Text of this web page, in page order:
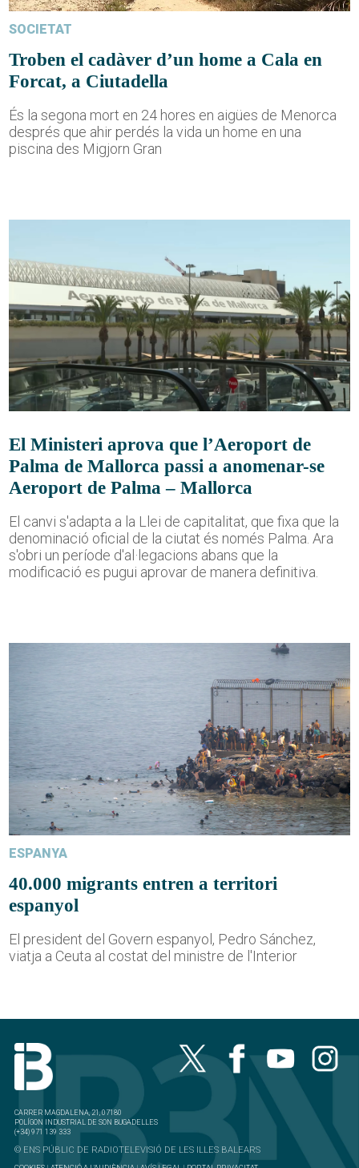
SOCIETAT
Troben el cadàver d’un home a Cala en
Forcat, a Ciutadella
És la segona mort en 24 hores en aigües de Menorca
després que ahir perdés la vida un home en una
piscina des Migjorn Gran
El Ministeri aprova que l’Aeroport de
Palma de Mallorca passi a anomenar-se
Aeroport de Palma – Mallorca
El canvi s'adapta a la Llei de capitalitat, que fixa que la
denominació oficial de la ciutat és només Palma. Ara
s'obri un període d'al·legacions abans que la
modificació es pugui aprovar de manera definitiva.
ESPANYA
40.000 migrants entren a territori
espanyol
El president del Govern espanyol, Pedro Sánchez,
viatja a Ceuta al costat del ministre de l'Interior
CARRER MAGDALENA, 21, 07180
POLÍGON INDUSTRIAL DE SON BUGADELLES
(+34) 971 139 333
© ENS PÚBLIC DE RADIOTELEVISIÓ DE LES ILLES BALEARS